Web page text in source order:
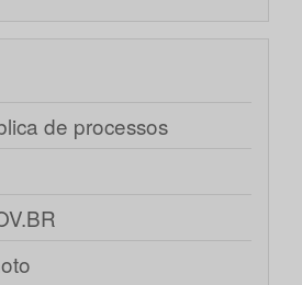
de processos